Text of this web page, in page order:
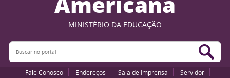
MINISTÉRIO DA EDUCAÇÃO
Buscar no portal
Fale Conosco Endereços Sala de Imprensa
Servidor